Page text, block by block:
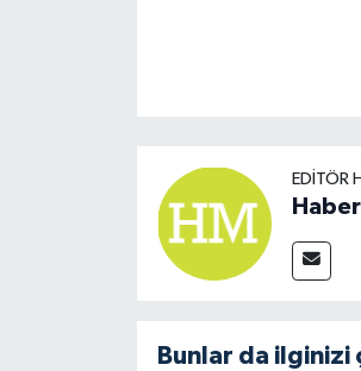
EDITÖR
Bunlar da ilginizi